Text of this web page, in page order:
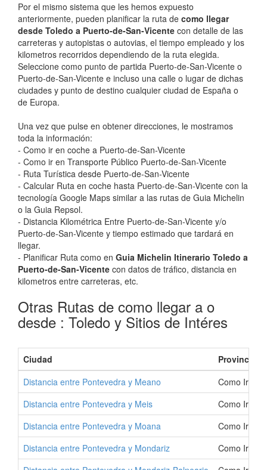
Por el mismo sistema que les hemos expuesto
anteriormente, pueden planificar la ruta de como llegar
desde Toledo a Puerto-de-San-Vicente con detalle de las
carreteras y autopistas o autovias, el tiempo empleado y los
kilometros recorridos dependiendo de la ruta elegida.
Seleccione como punto de partida Puerto-de-San-Vicente o
Puerto-de-San-Vicente e incluso una calle o lugar de dichas
ciudades y punto de destino cualquier ciudad de España o
de Europa.
Una vez que pulse en obtener direcciones, le mostramos
toda la información:
- Como ir en coche a Puerto-de-San-Vicente
- Como ir en Transporte Público Puerto-de-San-Vicente
- Ruta Turística desde Puerto-de-San-Vicente
- Calcular Ruta en coche hasta Puerto-de-San-Vicente con la
tecnología Google Maps similar a las rutas de Guia Michelin
o la Guia Repsol.
- Distancia Kilométrica Entre Puerto-de-San-Vicente y/o
Puerto-de-San-Vicente y tiempo estimado que tardará en
llegar.
- Planificar Ruta como en Guia Michelin Itinerario Toledo a
Puerto-de-San-Vicente con datos de tráfico, distancia en
kilometros entre carreteras, etc.
Otras Rutas de como llegar a o
desde : Toledo y Sitios de Intéres
Ciudad
Provincia
Distancia entre Pontevedra y Meano
Como Ir a
Distancia entre Pontevedra y Meis
Como Ir a
Distancia entre Pontevedra y Moana
Como Ir a
Distancia entre Pontevedra y Mondariz
Como Ir a